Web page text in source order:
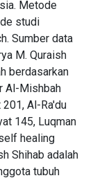
Metode
studi
Sumber data
M. Quraish
berdasarkan
Al-Mishbah
Al-Ra'du
145, Luqman
healing
Shihab adalah
tubuh